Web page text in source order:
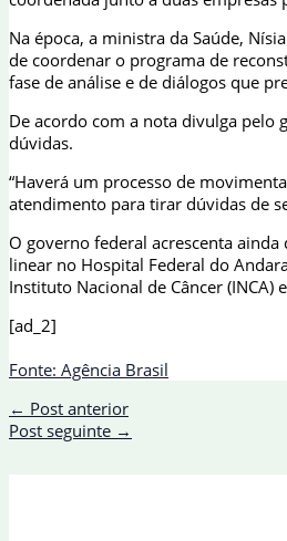
Na época, a ministra da Saúde,
de coordenar o programa de
fase de análise e de diálogos que
De acordo com a nota divulga pelo
dúvidas.
“Haverá um processo de
atendimento para tirar dúvidas de
O governo federal acrescenta
linear no Hospital Federal do
Instituto Nacional de Câncer (INCA)
[ad_2]
Fonte: Agência Brasil
← Post anterior
Post seguinte →